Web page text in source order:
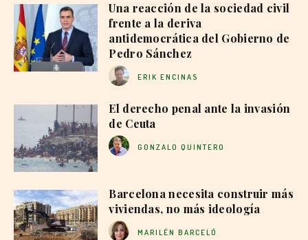
Una reacción de la sociedad civil
frente a la deriva
antidemocrática del Gobierno de
Pedro Sánchez
ERIK ENCINAS
El derecho penal ante la invasión
de Ceuta
GONZALO QUINTERO
Barcelona necesita construir más
viviendas, no más ideología
MARILÉN BARCELÓ